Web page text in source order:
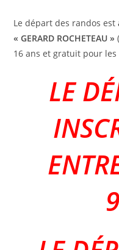
Le départ des randos est
« GERARD ROCHETEAU »
16 ans et gratuit pour les
LE